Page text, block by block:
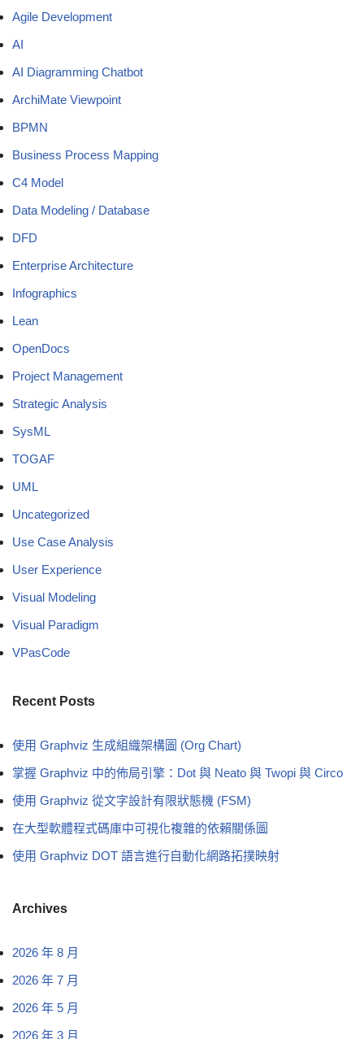
Agile Development
AI
AI Diagramming Chatbot
ArchiMate Viewpoint
BPMN
Business Process Mapping
C4 Model
Data Modeling / Database
DFD
Enterprise Architecture
Infographics
Lean
OpenDocs
Project Management
Strategic Analysis
SysML
TOGAF
UML
Uncategorized
Use Case Analysis
User Experience
Visual Modeling
Visual Paradigm
VPasCode
Recent Posts
使用 Graphviz 生成組織架構圖 (Org Chart)
掌握 Graphviz 中的佈局引擎：Dot 與 Neato 與 Twopi 與 Circo
使用 Graphviz 從文字設計有限狀態機 (FSM)
在大型軟體程式碼庫中可視化複雜的依賴關係圖
使用 Graphviz DOT 語言進行自動化網路拓撲映射
Archives
2026 年 8 月
2026 年 7 月
2026 年 5 月
2026 年 3 月